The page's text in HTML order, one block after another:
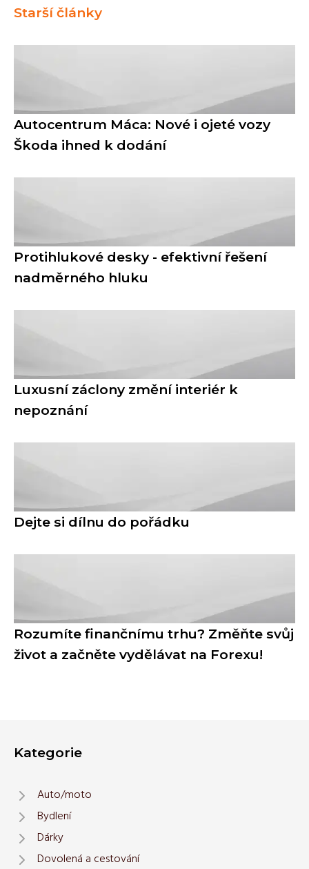
Starší články
Autocentrum Máca: Nové i ojeté vozy
Škoda ihned k dodání
Protihlukové desky - efektivní řešení
nadměrného hluku
Luxusní záclony změní interiér k
nepoznání
Dejte si dílnu do pořádku
Rozumíte finančnímu trhu? Změňte svůj
život a začněte vydělávat na Forexu!
Kategorie
Auto/moto
Bydlení
Dárky
Dovolená a cestování